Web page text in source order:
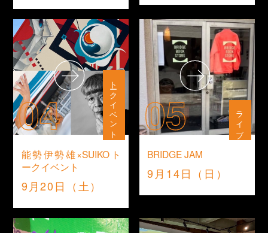
04 トークイベント
能勢伊勢雄×SUIKOト
ークイベント
9月20日（土）
05 ライブ
BRIDGE JAM
9月14日（日）